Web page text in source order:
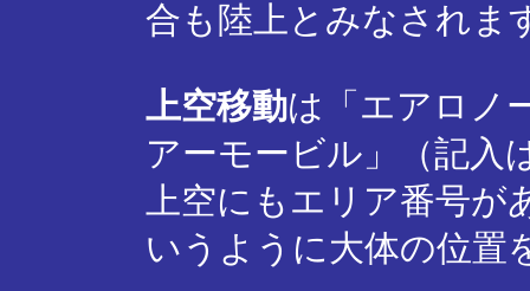
合も陸上とみなされま
上空移動は「エアロノ
アーモービル」（記入
上空にもエリア番号
いうように大体の位置